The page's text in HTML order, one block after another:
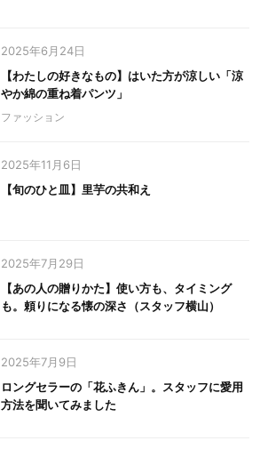
2025年6月24日
【わたしの好きなもの】はいた方が涼しい「涼
やか綿の重ね着パンツ」
ファッション
2025年11月6日
【旬のひと皿】里芋の共和え
2025年7月29日
【あの人の贈りかた】使い方も、タイミング
も。頼りになる懐の深さ（スタッフ横山）
2025年7月9日
ロングセラーの「花ふきん」。スタッフに愛用
方法を聞いてみました